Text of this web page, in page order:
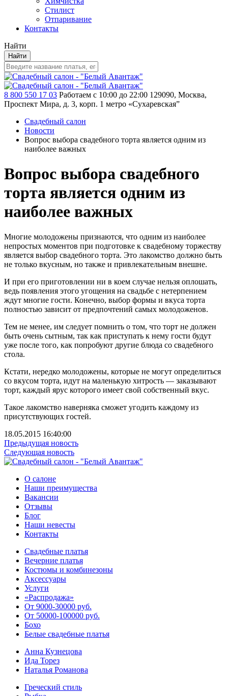
Стилист
Отпаривание
Контакты
Найти
Найти
8 800 550 17 03 Работаем с 10:00 до 22:00 129090, Москва,
Проспект Мира, д. 3, корп. 1 метро «Сухаревская”
Свадебный салон
Новости
Вопрос выбора свадебного торта является одним из
наиболее важных
Вопрос выбора свадебного
торта является одним из
наиболее важных
Многие молодожены признаются, что одним из наиболее
непростых моментов при подготовке к свадебному торжеству
является выбор свадебного торта. Это лакомство должно быть
не только вкусным, но также и привлекательным внешне.
И при его приготовлении ни в коем случае нельзя оплошать,
ведь появления этого угощения на свадьбе с нетерпением
ждут многие гости. Конечно, выбор формы и вкуса торта
полностью зависит от предпочтений самых молодоженов.
Тем не менее, им следует помнить о том, что торт не должен
быть очень сытным, так как приступать к нему гости будут
уже после того, как попробуют другие блюда со свадебного
стола.
Кстати, нередко молодожены, которые не могут определиться
со вкусом торта, идут на маленькую хитрость — заказывают
торт, каждый ярус которого имеет свой собственный вкус.
Такое лакомство наверняка сможет угодить каждому из
присутствующих гостей.
18.05.2015 16:40:00
Предыдущая новость
Следующая новость
О салоне
Наши преимущества
Вакансии
Отзывы
Блог
Наши невесты
Контакты
Свадебные платья
Вечерние платья
Костюмы и комбинезоны
Аксессуары
Услуги
«Распродажа»
От 9000-30000 руб.
От 50000-100000 руб.
Бохо
Белые свадебные платья
Анна Кузнецова
Ида Торез
Наталья Романова
Греческий стиль